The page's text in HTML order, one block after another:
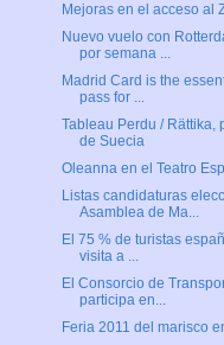
Mejoras en el acceso al
Nuevo vuelo con
por semana ...
Madrid Card is the
pass for ...
Tableau Perdu / Rättika,
de Suecia
Oleanna en el Teatro
Listas candidaturas
Asamblea de Ma...
El 75 % de turistas
visita a ...
El Consorcio de
participa en...
Feria 2011 del marisco